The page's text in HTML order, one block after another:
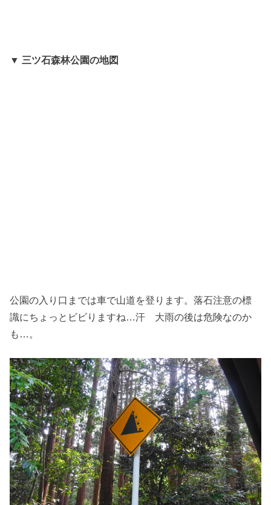
▼ 三ツ石森林公園の地図
公園の入り口までは車で山道を登ります。落石注意の標
識にちょっとビビりますね…汗 大雨の後は危険なのか
も…。